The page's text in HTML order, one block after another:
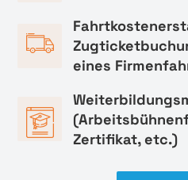
eines
Zertifikat, etc.)